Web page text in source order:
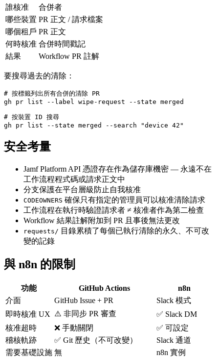
誰核准
合併者
哪些裝置 PR 正文 / 請求檔案
哪個租戶 PR 正文
何時核准 合併時間戳記
結果
Workflow PR 註解
要搜尋過去的清除：
# 按標籤列出所有合併的清除 PR
gh pr list --label wipe-request --state merged
# 按裝置 ID 搜尋
安全考量
Jamf Platform API 憑證存在作為儲存庫機密 — 永遠不在
工作流程程式碼或請求正文中
分支保護在平台層級防止自我核准
CODEOWNERS 確保只有指定的管理員可以核准清除請求
工作流程在執行時驗證請求者 ≠ 核准者作為第二檢查
Workflow 結果註解附加到 PR 且事後無法更改
requests/ 目錄累積了每個已執行清除的永久、不可改
變的記錄
與 n8n 的限制
功能 GitHub Actions
n8n
介面
GitHub Issue + PR
Slack 模式
即時核准 UX ⚠️ 非同步 PR 審查
✅ Slack DM
核准超時
❌ 手動關閉
✅ 可設定
稽核軌跡
✅ Git 歷史（不可改變）
Slack 通道
需要基礎設施 無
n8n 實例